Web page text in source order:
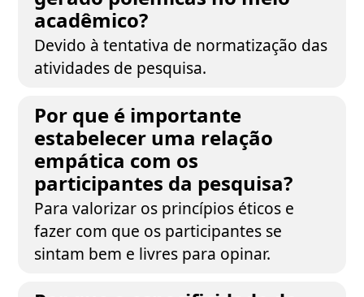
acadêmico?
Devido à tentativa de normatização das
atividades de pesquisa.
Por que é importante
estabelecer uma relação
empática com os
participantes da pesquisa?
Para valorizar os princípios éticos e
fazer com que os participantes se
sintam bem e livres para opinar.